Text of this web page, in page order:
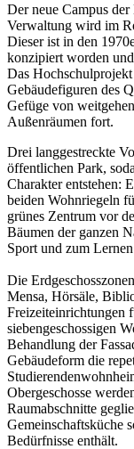
Der neue Campus
Verwaltung wird im
Dieser ist in den
konzipiert worden
Das
Gebäudefiguren des
Gefüge von
Außenräumen fort.
Drei langgestreckte
öffentlichen Park,
Charakter entstehen:
beiden Wohnriegeln
grünes Zentrum vor
Bäumen der ganzen
Sport und zum
Die
Mensa, Hörsäle,
Freizeiteinrichtungen
siebengeschossigen
Behandlung der
Gebäudeform die
Obergeschosse
Raumabschnitte
Gemeinschaftsküche
Bedürfnisse enthält.